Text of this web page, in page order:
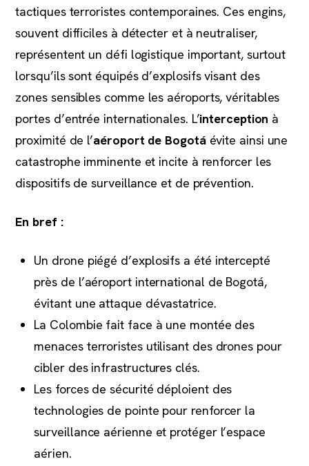
tactiques terroristes contemporaines. Ces engins,
souvent difficiles à détecter et à neutraliser,
représentent un défi logistique important, surtout
lorsqu’ils sont équipés d’explosifs visant des
zones sensibles comme les aéroports, véritables
portes d’entrée internationales. L’interception à
proximité de l’aéroport de Bogotáévite ainsi une
catastrophe imminente et incite à renforcer les
dispositifs de surveillance et de prévention.
En bref :
Un drone piégé d’explosifs a été intercepté
près de l’aéroport international de Bogotá,
évitant une attaque dévastatrice.
La Colombie fait face à une montée des
menaces terroristes utilisant des drones pour
cibler des infrastructures clés.
Les forces de sécurité déploient des
technologies de pointe pour renforcer la
surveillance aérienne et protéger l’espace
aérien.